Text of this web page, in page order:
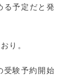
る予定だと発
り。
験予約開始